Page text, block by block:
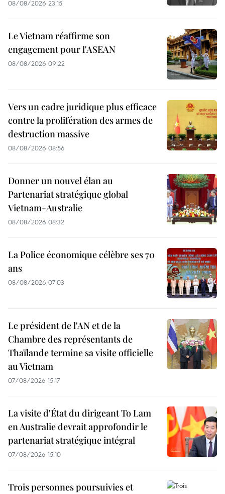
08/08/2026 23:15
Le Vietnam réaffirme son
engagement pour l'ASEAN
08/08/2026 09:22
Vers un cadre juridique plus efficace
contre la prolifération des armes de
destruction massive
08/08/2026 08:56
Donner un nouvel élan au
Partenariat stratégique global
Vietnam-Australie
08/08/2026 08:32
La Police économique célèbre ses 70
ans
08/08/2026 07:03
Le président de l'AN et de la
Chambre des représentants de
Thaïlande termine sa visite officielle
au Vietnam
07/08/2026 15:17
La visite d'État du dirigeant To Lam
en Australie devrait approfondir le
partenariat stratégique intégral
07/08/2026 15:10
Trois personnes poursuivies et